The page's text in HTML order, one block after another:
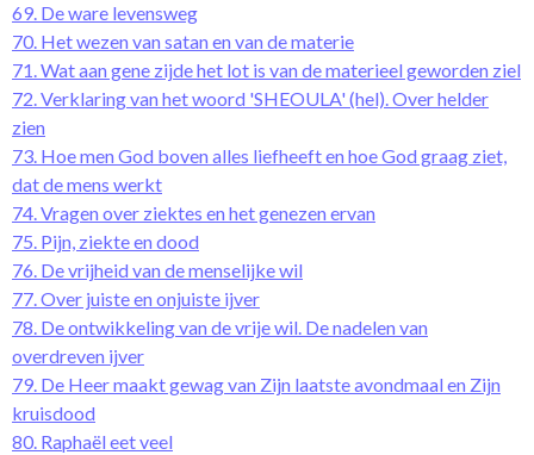
69. De ware levensweg
70. Het wezen van satan en van de materie
71. Wat aan gene zijde het lot is van de materieel geworden ziel
72. Verklaring van het woord 'SHEOULA' (hel). Over helder
zien
73. Hoe men God boven alles liefheeft en hoe God graag ziet,
dat de mens werkt
74. Vragen over ziektes en het genezen ervan
75. Pijn, ziekte en dood
76. De vrijheid van de menselijke wil
77. Over juiste en onjuiste ijver
78. De ontwikkeling van de vrije wil. De nadelen van
overdreven ijver
79. De Heer maakt gewag van Zijn laatste avondmaal en Zijn
kruisdood
80. Raphaël eet veel